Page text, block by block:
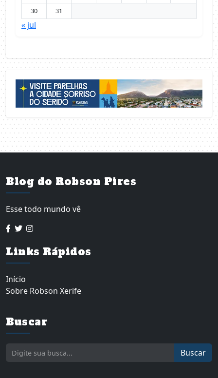
30
31
« jul
Blog do Robson Pires
Esse todo mundo vê
Links Rápidos
Início
Sobre Robson Xerife
Buscar
Buscar